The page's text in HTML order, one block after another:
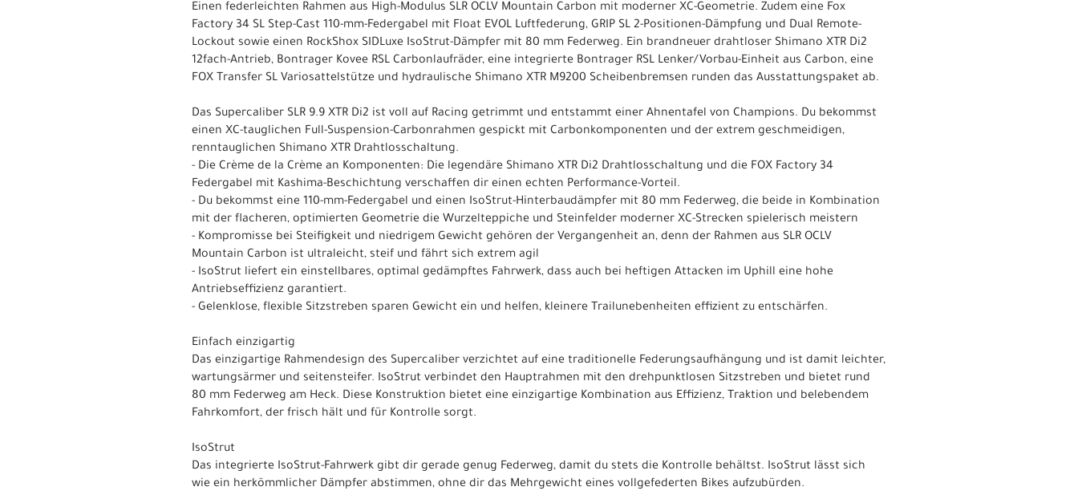
Einen federleichten Rahmen aus High-Modulus SLR OCLV Mountain Carbon mit moderner XC-Geometrie. Zudem eine Fox
Factory 34 SL Step-Cast 110-mm-Federgabel mit Float EVOL Luftfederung, GRIP SL 2-Positionen-Dämpfung und Dual Remote-
Lockout sowie einen RockShox SIDLuxe IsoStrut-Dämpfer mit 80 mm Federweg. Ein brandneuer drahtloser Shimano XTR Di2
12fach-Antrieb, Bontrager Kovee RSL Carbonlaufräder, eine integrierte Bontrager RSL Lenker/Vorbau-Einheit aus Carbon, eine
FOX Transfer SL Variosattelstütze und hydraulische Shimano XTR M9200 Scheibenbremsen runden das Ausstattungspaket ab.
Das Supercaliber SLR 9.9 XTR Di2 ist voll auf Racing getrimmt und entstammt einer Ahnentafel von Champions. Du bekommst
einen XC-tauglichen Full-Suspension-Carbonrahmen gespickt mit Carbonkomponenten und der extrem geschmeidigen,
renntauglichen Shimano XTR Drahtlosschaltung.
- Die Crème de la Crème an Komponenten: Die legendäre Shimano XTR Di2 Drahtlosschaltung und die FOX Factory 34
Federgabel mit Kashima-Beschichtung verschaffen dir einen echten Performance-Vorteil.
- Du bekommst eine 110-mm-Federgabel und einen IsoStrut-Hinterbaudämpfer mit 80 mm Federweg, die beide in Kombination
mit der flacheren, optimierten Geometrie die Wurzelteppiche und Steinfelder moderner XC-Strecken spielerisch meistern
- Kompromisse bei Steifigkeit und niedrigem Gewicht gehören der Vergangenheit an, denn der Rahmen aus SLR OCLV
Mountain Carbon ist ultraleicht, steif und fährt sich extrem agil
- IsoStrut liefert ein einstellbares, optimal gedämpftes Fahrwerk, dass auch bei heftigen Attacken im Uphill eine hohe
Antriebseffizienz garantiert.
- Gelenklose, flexible Sitzstreben sparen Gewicht ein und helfen, kleinere Trailunebenheiten effizient zu entschärfen.
Einfach einzigartig
Das einzigartige Rahmendesign des Supercaliber verzichtet auf eine traditionelle Federungsaufhängung und ist damit leichter,
wartungsärmer und seitensteifer. IsoStrut verbindet den Hauptrahmen mit den drehpunktlosen Sitzstreben und bietet rund
80 mm Federweg am Heck. Diese Konstruktion bietet eine einzigartige Kombination aus Effizienz, Traktion und belebendem
Fahrkomfort, der frisch hält und für Kontrolle sorgt.
IsoStrut
Das integrierte IsoStrut-Fahrwerk gibt dir gerade genug Federweg, damit du stets die Kontrolle behältst. IsoStrut lässt sich
wie ein herkömmlicher Dämpfer abstimmen, ohne dir das Mehrgewicht eines vollgefederten Bikes aufzubürden.